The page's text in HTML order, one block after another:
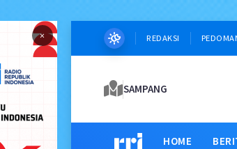
× REDAKSI
SAMPANG
HOME